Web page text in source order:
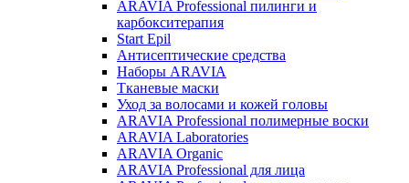
ARAVIA Professional пилинги и
карбокситерапия
Start Epil
Антисептические средства
Наборы ARAVIA
Тканевые маски
Уход за волосами и кожей головы
ARAVIA Professional полимерные воски
ARAVIA Laboratories
ARAVIA Organic
ARAVIA Professional для лица